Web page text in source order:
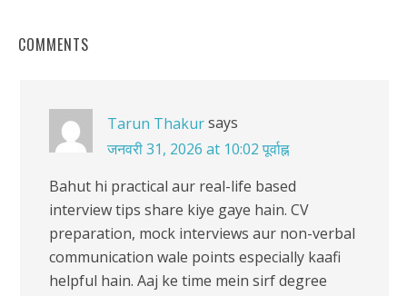
COMMENTS
Tarun Thakursays
जनवरी 31, 2026 at 10:02 पूर्वाह्न
Bahut hi practical aur real-life based
interview tips share kiye gaye hain. CV
preparation, mock interviews aur non-verbal
communication wale points especially kaafi
helpful hain. Aaj ke time mein sirf degree